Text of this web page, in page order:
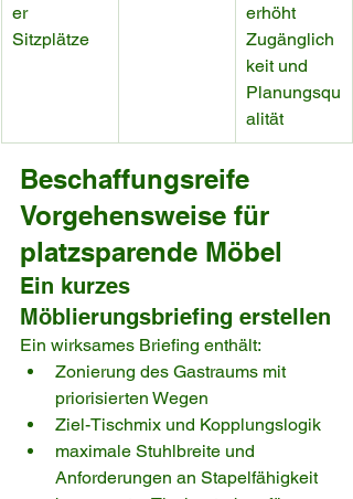
er
Sitzplätze
erhöht
Zugänglich
keit und
Planungsqu
alität
Beschaffungsreife
Vorgehensweise für
platzsparende Möbel
Ein kurzes
Möblierungsbriefing erstellen
Ein wirksames Briefing enthält:
Zonierung des Gastraums mit
priorisierten Wegen
Ziel-Tischmix und Kopplungslogik
maximale Stuhlbreite und
Anforderungen an Stapelfähigkeit